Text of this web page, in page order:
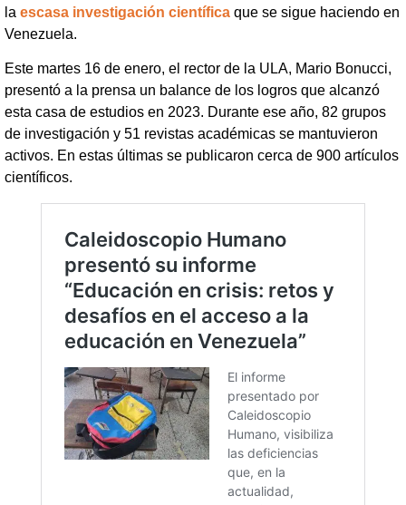
la escasa investigación científica que se sigue haciendo en
Venezuela.
Este martes 16 de enero, el rector de la ULA, Mario Bonucci,
presentó a la prensa un balance de los logros que alcanzó
esta casa de estudios en 2023. Durante ese año, 82 grupos
de investigación y 51 revistas académicas se mantuvieron
activos. En estas últimas se publicaron cerca de 900 artículos
científicos.